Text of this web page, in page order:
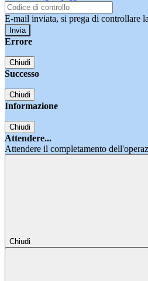
E-mail inviata, si prega di controllare
Errore
Chiudi
Successo
Chiudi
Informazione
Chiudi
Attendere...
Attendere il completamento
Chiudi